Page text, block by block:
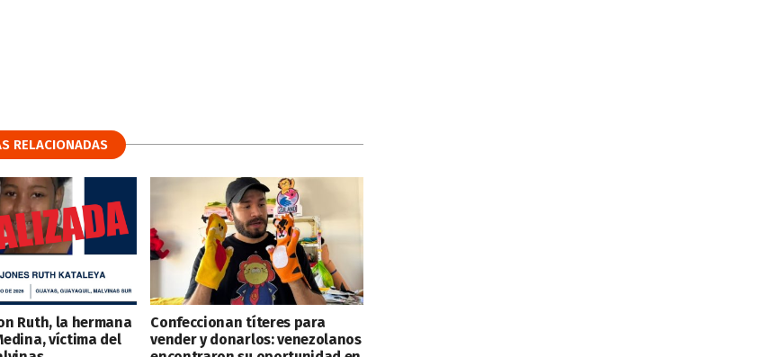
RELACIONADAS
Ruth, la hermana
víctima del
Confeccionan títeres para
vender y donarlos: venezolanos